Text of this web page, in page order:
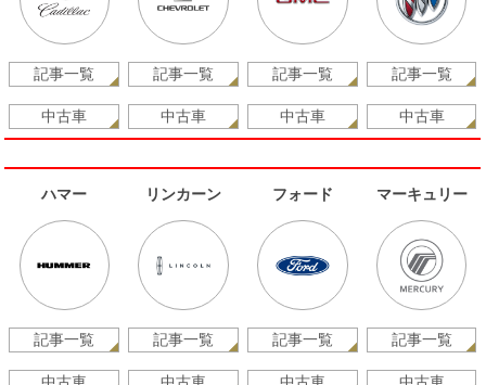
記事一覧
中古車
記事一覧
中古車
記事一覧
中古車
記事一覧
中古車
ハマー
記事一覧
リンカーン
記事一覧
フォード
記事一覧
マーキュリー
記事一覧